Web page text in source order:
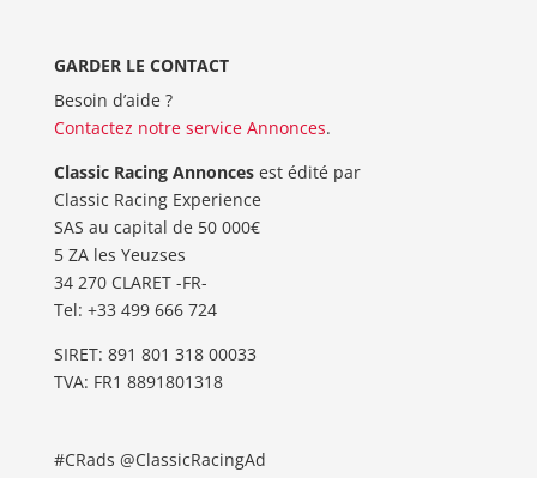
GARDER LE CONTACT
Besoin d’aide ?
Contactez notre service Annonces.
Classic Racing Annoncesest édité par
Classic Racing Experience
SAS au capital de 50 000€
5 ZA les Yeuzses
34 270 CLARET -FR-
Tel: ‭+33 499 666 724‬
SIRET: 891 801 318 00033
TVA: FR1 8891801318
#CRads @ClassicRacingAd